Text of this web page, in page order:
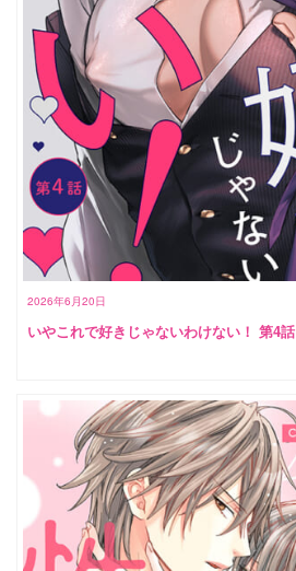
2026年6月20日
いやこれで好きじゃないわけない！ 第4話